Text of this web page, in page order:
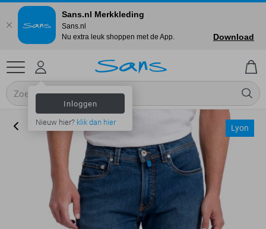
Inloggen
Nieuw hier? klik dan hier
Lyon
Sans.nl Merkkleding
Sans.nl
Nu extra leuk shoppen met de App.
Download